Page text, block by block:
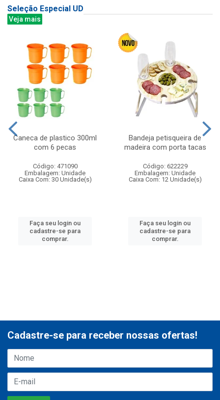
Seleção Especial UD
Veja mais
Caneca de plastico 300ml
com 6 pecas
Código: 471090
Embalagem: Unidade
Caixa Com: 30 Unidade(s)
Faça seu login ou
cadastre-se para
comprar.
Bandeja petisqueira de
madeira com porta tacas
Código: 622229
Embalagem: Unidade
Caixa Com: 12 Unidade(s)
Faça seu login ou
cadastre-se para
comprar.
Cadastre-se para receber nossas ofertas!